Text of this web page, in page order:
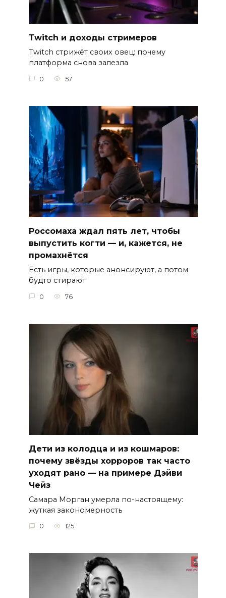
Twitch и доходы стримеров
Twitch стрижёт своих овец: почему
платформа снова залезла
0 57
Россомаха ждал пять лет, чтобы
выпустить когти — и, кажется, не
промахнётся
Есть игры, которые анонсируют, а потом
будто стирают
0 76
Дети из колодца и из кошмаров:
почему звёзды хорроров так часто
уходят рано — на примере Дэйви
Чейз
Самара Морган умерла по-настоящему:
жуткая закономерность
0 125